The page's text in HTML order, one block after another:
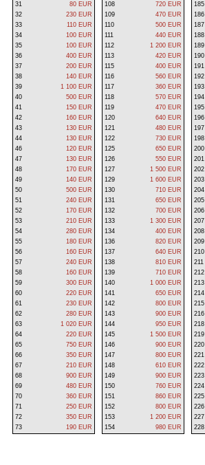
31
80 EUR
32
230 EUR
33
110 EUR
34
100 EUR
35
100 EUR
36
400 EUR
37
200 EUR
38
140 EUR
39
1 100 EUR
40
500 EUR
41
150 EUR
42
160 EUR
43
130 EUR
44
130 EUR
46
120 EUR
47
130 EUR
48
170 EUR
49
140 EUR
50
500 EUR
51
240 EUR
52
170 EUR
53
210 EUR
54
280 EUR
55
180 EUR
56
160 EUR
57
240 EUR
58
160 EUR
59
300 EUR
60
220 EUR
61
230 EUR
62
280 EUR
63
1 020 EUR
64
220 EUR
65
750 EUR
66
350 EUR
67
210 EUR
68
900 EUR
69
480 EUR
70
360 EUR
71
250 EUR
72
350 EUR
73
190 EUR
108
720 EUR
109
470 EUR
110
500 EUR
111
440 EUR
112
1 200 EUR
113
420 EUR
115
400 EUR
116
560 EUR
117
360 EUR
118
570 EUR
119
470 EUR
120
640 EUR
121
480 EUR
122
730 EUR
125
650 EUR
126
550 EUR
127
1 500 EUR
129
1 600 EUR
130
710 EUR
131
650 EUR
132
700 EUR
133
1 300 EUR
134
400 EUR
136
820 EUR
137
640 EUR
138
810 EUR
139
710 EUR
140
1 000 EUR
141
650 EUR
142
800 EUR
143
900 EUR
144
950 EUR
145
1 500 EUR
146
900 EUR
147
800 EUR
148
610 EUR
149
900 EUR
150
760 EUR
151
860 EUR
152
800 EUR
153
1 200 EUR
154
980 EUR
185
186
187
188
189
190
191
192
193
194
195
196
197
198
200
201
202
203
204
205
206
207
208
209
210
211
212
213
214
215
216
218
219
220
221
222
223
224
225
226
227
228